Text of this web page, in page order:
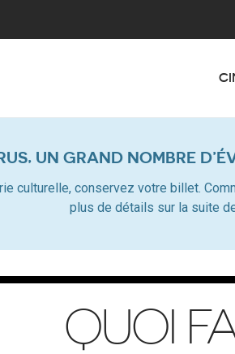
UN GRAND NOMBRE
culturelle, conservez votre billet.
plus de détails sur la suite
QUOI